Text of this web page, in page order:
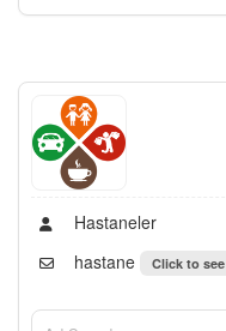
Hastaneler
hastane
Click to see